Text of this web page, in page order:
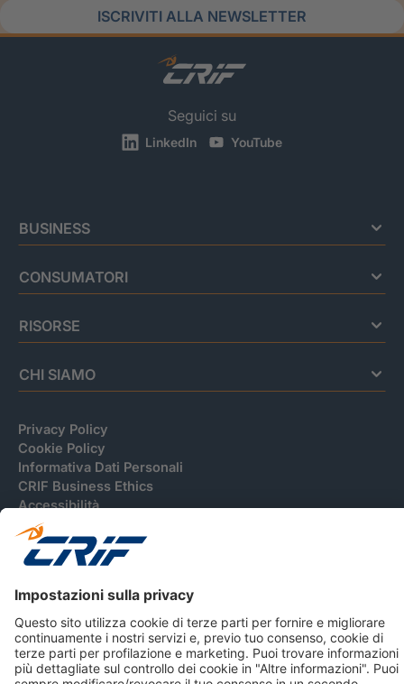
ISCRIVITI ALLA NEWSLETTER
Seguici su
LinkedIn YouTube
BUSINESS
CONSUMATORI
RISORSE
CHI SIAMO
Privacy Policy
Cookie Policy
Informativa Dati Personali
CRIF Business Ethics
Accessibilità
Informativa Privacy Relativa Al Sistema Di Informazioni
Creditizie
© 2026 CRIF S.p.A. Tutti i diritti riservati.
Via della Beverara, 21 / 40131 Bologna / Italy Cap. Soc.
sottoscritto € 51.941.235,00 di cui versato € 51.806.190,00 |